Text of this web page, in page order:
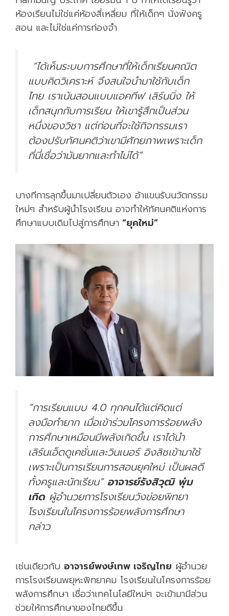
ห้องเรียนไม่ใช่แค่ห้องสี่เหลี่ยม ที่ให้เด็กๆ นั่งฟังครู
สอน และไม่ใช่แค่การท่องจำ
“ได้เห็นระบบการศึกษาที่ให้เด็กเรียนคณิต
แบบคิดวิเคราะห์ จึงสนใจนำมาใช้กับเด็ก
ไทย เราเน้นสอนแบบแอคทีฟ เลิร์นนิ่ง ให้
เด็กสนุกกับการเรียน ให้เขารู้สึกเป็นส่วน
หนึ่งของวิชา แต่ก่อนที่จะใช้กิจกรรมเรา
ต้องปรับทัศนคติว่าเขามีศักยภาพเพราะเด็ก
ที่นี่เชื่อว่ามันยากและทำไม่ได้”
บางทีการลุกขึ้นมาเปลี่ยนตัวเอง อ้าแขนรับนวัตกรรม
ใหม่ๆ สำหรับผู้นำโรงเรียน อาจทำให้ทัศนคติแห่งการ
ศึกษาแบบเดิมไปสู่การศึกษา “ยุคใหม่”
“การเรียนแบบ 4.0 ทุกคนได้แต่คิดแต่
ลงมือทำยาก เมื่อเข้าร่วมโครงการร้อยพลัง
การศึกษาเหมือนมีพลังเกิดขึ้น เราได้นำ
เลิร์นเอ็ดดูเคชั่นและวินเนอร์ อิงลิชเข้ามาใช้
เพราะเป็นการเรียนการสอนยุคใหม่ เป็นผลดี
ทั้งครูและนักเรียน” อาจารย์รังสิวุฒิพุ่ม
เกิดผู้อำนวยการโรงเรียนวังข่อยพิทยา
โรงเรียนในโครงการร้อยพลังการศึกษา
กล่าว
เช่นเดียวกับ อาจารย์พงษ์เทพ เจริญไทย ผู้อำนวย
การโรงเรียนพยุหะพิทยาคม โรงเรียนในโครงการร้อย
พลังการศึกษา เชื่อว่าเทคโนโลยีใหม่ๆ จะเข้ามามีส่วน
ช่วยให้การศึกษาของไทยดีขึ้น